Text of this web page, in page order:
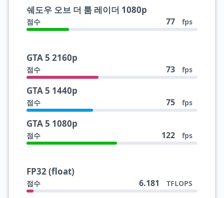
쉐도우 오브 더 툼 레이더 1080p
점수 77 fps
GTA 5 2160p
점수 73 fps
GTA 5 1440p
점수 75 fps
GTA 5 1080p
점수 122 fps
FP32 (float)
점수 6.181 TFLOPS